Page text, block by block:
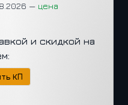
— цена
и скидкой на
КП